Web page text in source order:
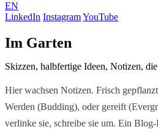
EN
LinkedIn InstagramYouTube
Im Garten
Skizzen, halbfertige Ideen, Notizen,
Hier wachsen Notizen. Frisch
Werden (Budding), oder gereift
verlinke sie, schreibe sie um. Ein